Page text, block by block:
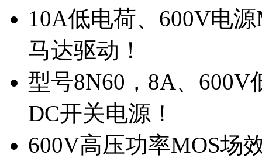
10A低电荷、600V电
马达驱动！
型号8N60，8A、
DC开关电源！
600V高压功率MOS场